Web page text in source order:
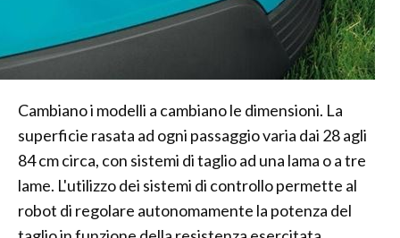
Cambiano i modelli a cambiano le dimensioni. La
superficie rasata ad ogni passaggio varia dai 28 agli
84 cm circa, con sistemi di taglio ad una lama o a tre
lame. L'utilizzo dei sistemi di controllo permette al
robot di regolare autonomamente la potenza del